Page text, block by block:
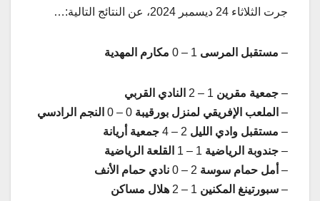
جرت الثلاثاء 24 ديسمبر 2024، عن النتائج التالية:…
– مستقبل المرسى مكارم المهدية
– جمعية مقرين
النادي القربي
– الملعب الإفريقي لمنزل بورقيبة
النجم الرادسي
– مستقبل وادي الليل
جمعية أريانة
– جندوبة الرياضية
القلعة الرياضية
– أمل حمام سوسة
نادي حمام الأنف
– سبورتينغ المكنين هلال مساكن